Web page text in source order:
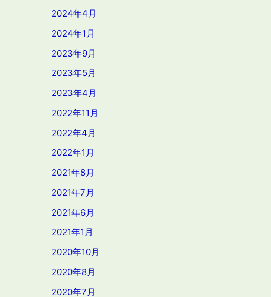
2024年4月
2024年1月
2023年9月
2023年5月
2023年4月
2022年11月
2022年4月
2022年1月
2021年8月
2021年7月
2021年6月
2021年1月
2020年10月
2020年8月
2020年7月